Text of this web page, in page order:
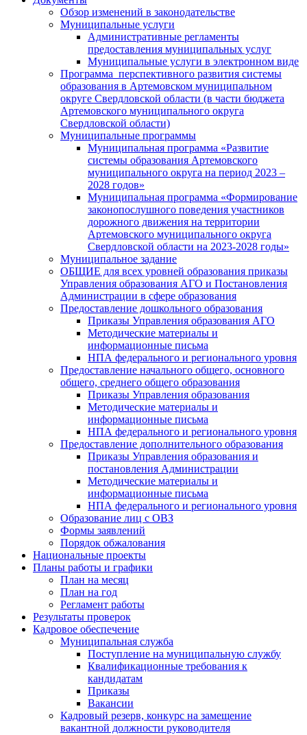
Обзор изменений в законодательстве
Муниципальные услуги
Административные регламенты
предоставления муниципальных услуг
Муниципальные услуги в электронном виде
Программа перспективного развития системы
образования в Артемовском муниципальном
округе Свердловской области (в части бюджета
Артемовского муниципального округа
Свердловской области)
Муниципальные программы
Муниципальная программа «Развитие
системы образования Артемовского
муниципального округа на период 2023 –
2028 годов»
Муниципальная программа «Формирование
законопослушного поведения участников
дорожного движения на территории
Артемовского муниципального округа
Свердловской области на 2023-2028 годы»
Муниципальное задание
ОБЩИЕ для всех уровней образования приказы
Управления образования АГО и Постановления
Администрации в сфере образования
Предоставление дошкольного образования
Приказы Управления образования АГО
Методические материалы и
информационные письма
НПА федерального и регионального уровня
Предоставление начального общего, основного
общего, среднего общего образования
Приказы Управления образования
Методические материалы и
информационные письма
НПА федерального и регионального уровня
Предоставление дополнительного образования
Приказы Управления образования и
постановления Администрации
Методические материалы и
информационные письма
НПА федерального и регионального уровня
Образование лиц с ОВЗ
Формы заявлений
Порядок обжалования
Национальные проекты
Планы работы и графики
План на месяц
План на год
Регламент работы
Результаты проверок
Кадровое обеспечение
Муниципальная служба
Поступление на муниципальную службу
Квалификационные требования к
кандидатам
Приказы
Вакансии
Кадровый резерв, конкурс на замещение
вакантной должности руководителя